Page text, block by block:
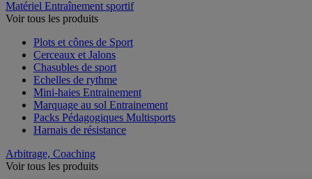
Matériel Entraînement sportif
Voir tous les produits
Plots et cônes de Sport
Cerceaux et Jalons
Chasubles de sport
Echelles de rythme
Mini-haies Entrainement
Marquage au sol Entrainement
Packs Pédagogiques Multisports
Harnais de résistance
Arbitrage, Coaching
Voir tous les produits